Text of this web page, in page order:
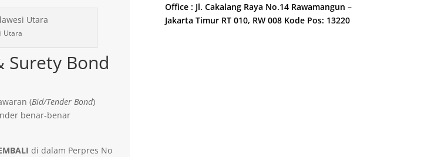
Utara
Surety Bond
(Bid/Tender Bond)
benar-benar
di dalam Perpres No
Office : Jl. Cakalang Raya No.14 Rawamangun –
Jakarta Timur RT 010, RW 008 Kode Pos: 13220